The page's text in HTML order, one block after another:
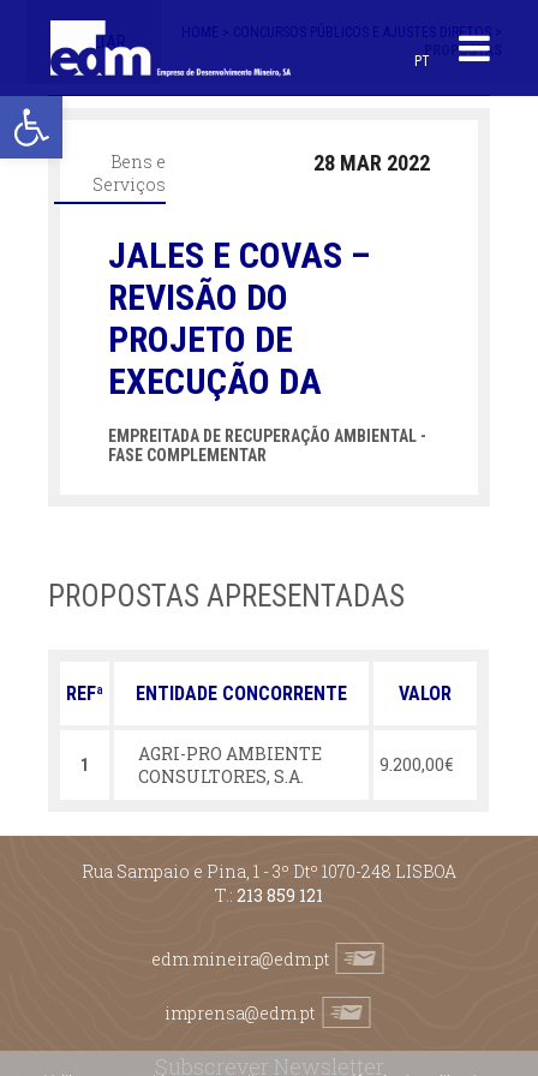
Open toolbar
PT
< VOLTAR
CONCURSOS PÚBLICOS E AJUSTES DIRETOS >
PROPOSTAS
Bens e
Serviços
28 MAR 2022
JALES E COVAS –
REVISÃO DO
PROJETO DE
EXECUÇÃO DA
EMPREITADA DE RECUPERAÇÃO AMBIENTAL -
FASE COMPLEMENTAR
PROPOSTAS APRESENTADAS
REFª ENTIDADE CONCORRENTE VALOR
1
AGRI-PRO AMBIENTE
CONSULTORES, S.A.
9.200,00€
Rua Sampaio e Pina, 1 - 3º Dtº 1070-248 LISBOA
T.: 213 859 121
edm.mineira@edm.pt
imprensa@edm.pt
Subscrever Newsletter